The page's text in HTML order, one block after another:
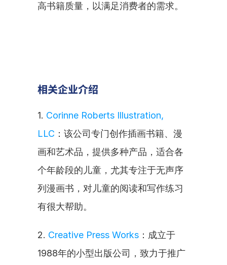
高书籍质量，以满足消费者的需求。
相关企业介绍
1. Corinne Roberts Illustration,
LLC ：该公司专门创作插画书籍、漫
画和艺术品，提供多种产品，适合各
个年龄段的儿童，尤其专注于无声序
列漫画书，对儿童的阅读和写作练习
有很大帮助。
2. Creative Press Works ：成立于
1988年的小型出版公司，致力于推广